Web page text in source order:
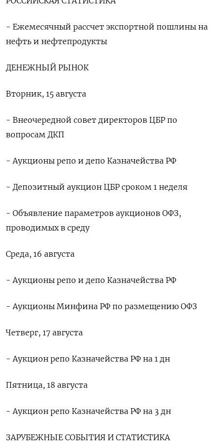
- Ежемесячный рассчет экспортной пошлины на
нефть и нефтепродукты
ДЕНЕЖНЫЙ РЫНОК
Вторник, 15 августа
- Внеочередной совет директоров ЦБР по
вопросам ДКП
- Аукционы репо и депо Казначейства РФ
- Депозитный аукцион ЦБР сроком 1 неделя
- Объявление параметров аукционов ОФЗ,
проводимых в среду
Среда, 16 августа
- Аукционы репо и депо Казначейства РФ
- Аукционы Минфина РФ по размещению ОФЗ
Четверг, 17 августа
- Аукцион репо Казначейства РФ на 1 дн
Пятница, 18 августа
- Аукцион репо Казначейства РФ на 3 дн
ЗАРУБЕЖНЫЕ СОБЫТИЯ И СТАТИСТИКА